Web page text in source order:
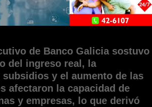
de Banco Galicia sostuvo
del ingreso real, la
y el aumento de las
afectaron la capacidad de
y empresas, lo que derivó